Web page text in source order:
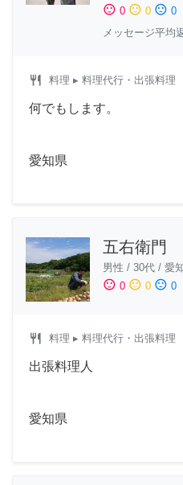
sentiment_satisfied 0 sentiment_neutral 0 sentiment_dissatisfied 0
メッセージ平均
restaurant 料理 ▸ 料理代行・出張料理
何でもします。
愛知県
五右衛門
男性 / 30代 / 愛
sentiment_satisfied 0 sentiment_neutral 0 sentiment_dissatisfied 0
restaurant 料理 ▸ 料理代行・出張料理
出張料理人
愛知県